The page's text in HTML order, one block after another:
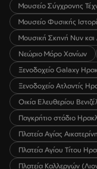
Μουσείο Σύγχρονης
Μουσείο Φυσικής
Μουσική Σκηνή Νυν και
Νεώριο Μόρο Χανίων
Ξενοδοχείο Galaxy
Ξενοδοχείο Ατλαντίς
Οικία Ελευθερίου
Παγκρήτιο στάδιο
Πλατεία Αγίας
Πλατεία Αγίου Τίτου
Πλατεία Καλλεργών